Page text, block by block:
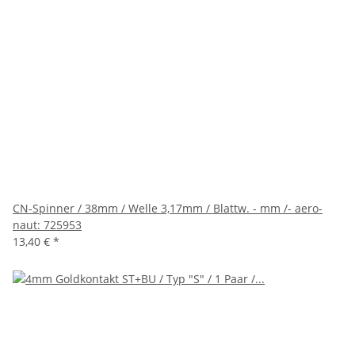
CN-Spinner / 38mm / Welle 3,17mm / Blattw. - mm /- aero-
naut: 725953
13,40 € *